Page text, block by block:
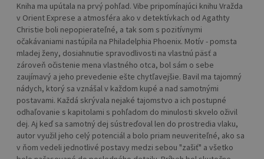
Kniha ma upútala na prvý pohľad. Vibe pripomínajúci knihu Vražda
v Orient Exprese a atmosféra ako v detektívkach od Agathty
Christie boli nepopierateľné, a tak som s pozitívnymi
očakávaniami nastúpila na Philadelphia Phoenix. Motív - pomsta
mladej ženy, dosiahnutie spravodlivosti na vlastnú päsť a
zároveň očistenie mena vlastného otca, bol sám o sebe
zaujímavý a jeho prevedenie ešte chytľavejšie. Bavil ma tajomný
nádych, ktorý sa vznášal v každom kupé a nad samotnými
postavami. Každá skrývala nejaké tajomstvo a ich postupné
odhaľovanie s kapitolami s pohľadom do minulosti skvelo oživil
dej. Aj keď sa samotný dej sústreďoval len do prostredia vlaku,
autor využil jeho celý potenciál a bolo priam neuveriteľné, ako sa
v ňom vedeli jednotlivé postavy medzi sebou "zašiť" a všetko